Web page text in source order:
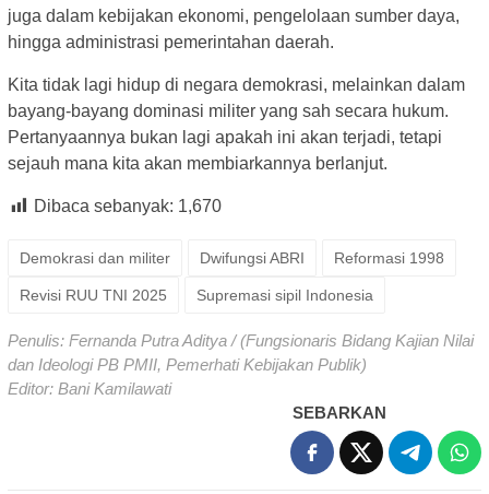
juga dalam kebijakan ekonomi, pengelolaan sumber daya,
hingga administrasi pemerintahan daerah.
Kita tidak lagi hidup di negara demokrasi, melainkan dalam
bayang-bayang dominasi militer yang sah secara hukum.
Pertanyaannya bukan lagi apakah ini akan terjadi, tetapi
sejauh mana kita akan membiarkannya berlanjut.
Dibaca sebanyak: 1,670
Demokrasi dan militer Dwifungsi ABRI Reformasi 1998
Revisi RUU TNI 2025 Supremasi sipil Indonesia
Penulis: Fernanda Putra Aditya / (Fungsionaris Bidang Kajian Nilai
dan Ideologi PB PMII, Pemerhati Kebijakan Publik)
Editor: Bani Kamilawati
SEBARKAN